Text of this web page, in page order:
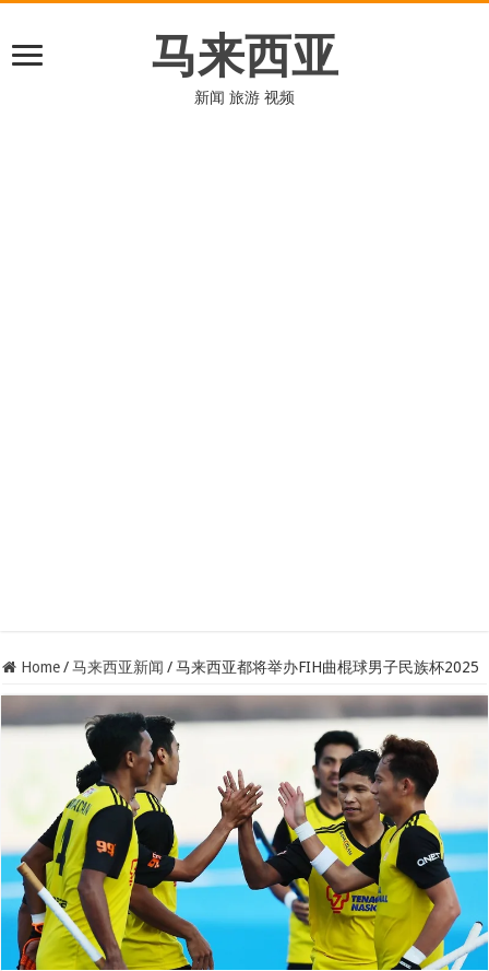
马来西亚
新闻 旅游 视频
Home / 马来西亚新闻 / 马来西亚都将举办FIH曲棍球男子民族杯2025